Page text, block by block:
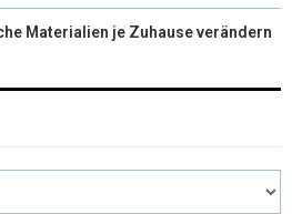
Materialien je Zuhause verändern